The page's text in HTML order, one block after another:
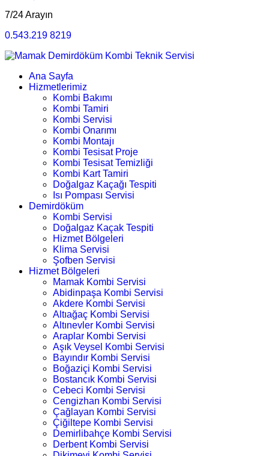
7/24 Arayın
0.543.219 8219
Ana Sayfa
Hizmetlerimiz
Kombi Bakımı
Kombi Tamiri
Kombi Servisi
Kombi Onarımı
Kombi Montajı
Kombi Tesisat Proje
Kombi Tesisat Temizliği
Kombi Kart Tamiri
Doğalgaz Kaçağı Tespiti
Isı Pompası Servisi
Demirdöküm
Kombi Servisi
Doğalgaz Kaçak Tespiti
Hizmet Bölgeleri
Klima Servisi
Şofben Servisi
Hizmet Bölgeleri
Mamak Kombi Servisi
Abidinpaşa Kombi Servisi
Akdere Kombi Servisi
Altıağaç Kombi Servisi
Altınevler Kombi Servisi
Araplar Kombi Servisi
Aşık Veysel Kombi Servisi
Bayındır Kombi Servisi
Boğaziçi Kombi Servisi
Bostancık Kombi Servisi
Cebeci Kombi Servisi
Cengizhan Kombi Servisi
Çağlayan Kombi Servisi
Çiğiltepe Kombi Servisi
Demirlibahçe Kombi Servisi
Derbent Kombi Servisi